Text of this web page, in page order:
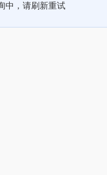
中，请刷新重试